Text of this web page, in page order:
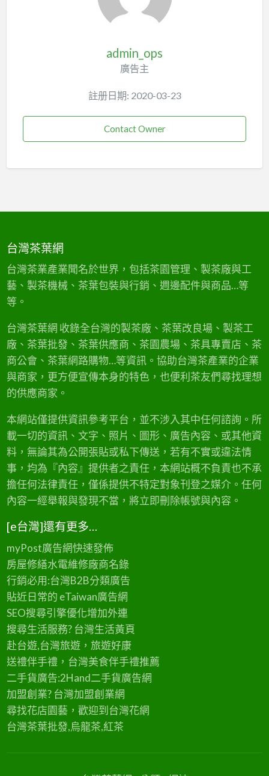
admin_ops
廣告主
註册日期: 2020-03-23
Contact Owner
台灣茶葉網
台灣茶業產業聞名於世界，包括茶園管理、製茶廠與工
藝、製茶機械、茶葉包裝與行銷、週邊配件與商品…等
等。
台灣茶葉網 收錄全台灣的製茶廠、茶葉改良場、製茶工
廠、茶葉批發、茶葉供應商、茶園農場、茶具專賣店、茶
商公會、茶葉網路購物…等資訊。協助台灣茶產業的企業
與商家，更方便宣傳本身的特色，也便利茶友們尋找理想
的供應商家。
本網站僅提供資訊參考平台，並不涉入其中任何諮詢。所
載一切的資訊、文字、照片、圖形、廣告內容、或其他資
料，無論其為公開張貼或私下傳送，若有不實或違法情
事，均為『內容』提供者之責任，本網站概不負責也不承
擔任何法律責任，僅係提供不特定對象刊登之媒介。任何
內容一經舉報與發現不當，將立即刪除帳號與內容。
[e台灣]還有更多…
myPost廣告網快速發佈
房屋修繕水電維修廠商名錄
行銷必用:台灣B2B分類廣告
貼近日常的 eTaiwan廣告網
SEO搜尋引擎優化增加外連
搜尋生活服務? 台灣生活黃頁
赴台遊,台灣旅遊，旅遊好康
送禮伴手禮，台灣美食伴手禮推薦
二手貨廣告:2Hand二手貨廣告網
加盟創業? 台灣加盟創業網
尋找花店園藝，歡迎到 台灣花網
台灣茶葉批發,烏龍茶,紅茶